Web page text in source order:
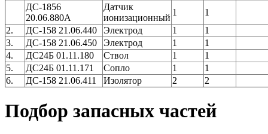
ДС-1856
20.06.880А
Датчик
ионизационный
1
1
2.
ДС-158 21.06.440 Электрод 1
1
3.
ДС-158 21.06.450 Электрод 1
1
4.
ДС24Б 01.11.180 Ствол 1
1
5.
ДС24Б 01.11.171 Сопло 1
1
6.
ДС-158 21.06.411 Изолятор 2 2
Подбор запасных частей